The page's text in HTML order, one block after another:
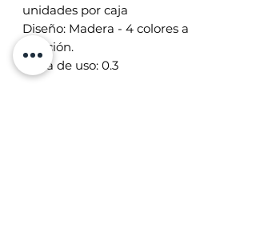
unidades por caja
Diseño: Madera - 4 colores a
elección.
Capa de uso: 0.3